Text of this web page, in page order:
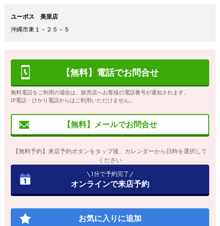
ユーポス 美里店
沖縄市東１－２５－５
【無料】電話でお問合せ
無料電話をご利用の場合は、販売店へお客様の電話番号が通知されます。
IP電話・ひかり電話からはご利用いただけません。
【無料】メールでお問合せ
【無料予約】来店予約ボタンをタップ後、カレンダーから日時を選択して
ください
1分で予約完了
オンラインで来店予約
お気に入りに追加